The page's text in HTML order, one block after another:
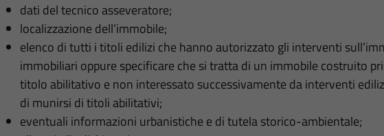
dati del tecnico asseveratore;
localizzazione dell’immobile;
elenco di tutti i titoli edilizi che hanno autorizzato gli interventi
immobiliari oppure specificare che si tratta di un immobile costruito
titolo abilitativo e non interessato successivamente da interventi
di munirsi di titoli abilitativi;
eventuali informazioni urbanistiche e di tutela storico-ambientale;